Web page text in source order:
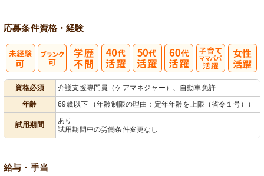
応募条件資格・経験
資格必須
介護支援専門員（ケアマネジャー）、自動車免許
年齢
69歳以下 （年齢制限の理由：定年年齢を上限（省令１号））
試用期間
あり
試用期間中の労働条件変更なし
給与・手当